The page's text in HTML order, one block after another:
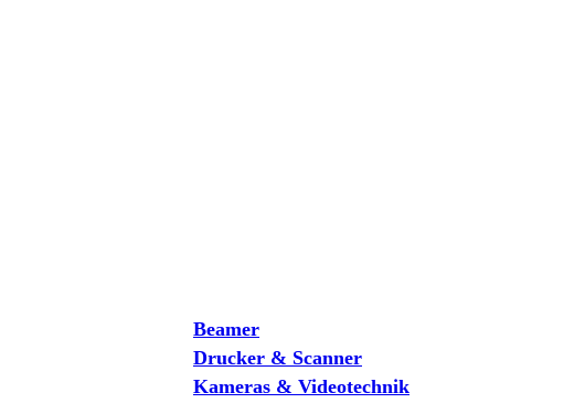
Beamer
Drucker & Scanner
Kameras & Videotechnik